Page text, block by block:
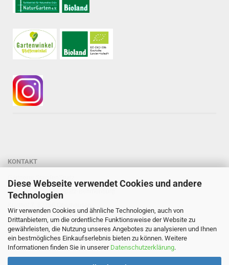
Diese Webseite verwendet Cookies und andere
Technologien
Wir verwenden Cookies und ähnliche Technologien, auch von
Drittanbietern, um die ordentliche Funktionsweise der Website zu
gewährleisten, die Nutzung unseres Angebotes zu analysieren und Ihnen
ein bestmögliches Einkaufserlebnis bieten zu können. Weitere
Informationen finden Sie in unserer Datenschutzerklärung.
KONTAKT
Dipl.-Ing. Susanne Spatz-Behmenburg
Tel: 0 88 03 - 47 80 900
Mail: info@staudenspatz.de